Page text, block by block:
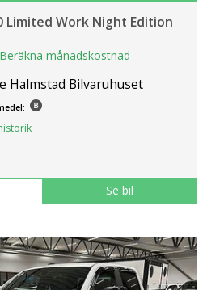
Limited Work Night Edition
Beräkna månadskostnad
Halmstad Bilvaruhuset
Se bil